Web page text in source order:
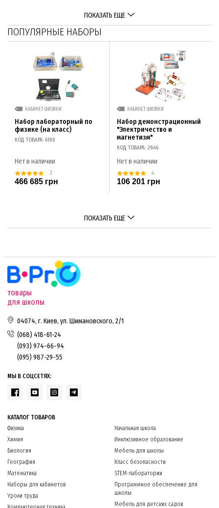
ПОКАЗАТЬ ЕЩЕ
ПОПУЛЯРНЫЕ НАБОРЫ
КАБИНЕТ ФИЗИКИ
Набор лабораторный по
физике (на класс)
КОД ТОВАРА: 6100
Нет в наличии
3
466 685 грн
КАБИНЕТ ФИЗИКИ
Набор демонстрационный
"Электричество и
магнетизм"
КОД ТОВАРА: 2846
Нет в наличии
4
106 201 грн
ПОКАЗАТЬ ЕЩЕ
товары
для школы
04074, г. Киев, ул. Шимановского, 2/1
(068) 418-61-24
(093) 974-66-94
(095) 987-29-55
МЫ В СОЦСЕТЯХ:
КАТАЛОГ ТОВАРОВ
Физика
Химия
Биология
География
Математика
Наборы для кабинетов
Уроки труда
Начальная школа
Инклюзивное образование
Мебель для школы
Класс безопасности
STEM-лаборатории
Программное обеспечение для
школы
Мебель для детских садов